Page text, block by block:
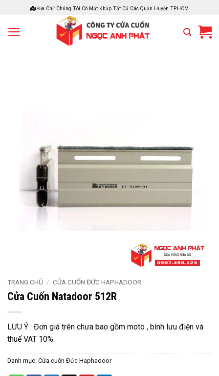
nội
Địa Chỉ: Chúng Tôi Có Mặt Khắp Tất Cả Các Quận Huyện TP.HCM
TRANG CHỦ / CỬA CUỐN ĐỨC HAPHADOOR
Cửa Cuốn Natadoor 512R
LƯU Ý : Đơn giá trên chưa bao gồm moto , bình lưu điện và
thuế VAT 10%
Danh mục: Cửa cuốn Đức Haphadoor